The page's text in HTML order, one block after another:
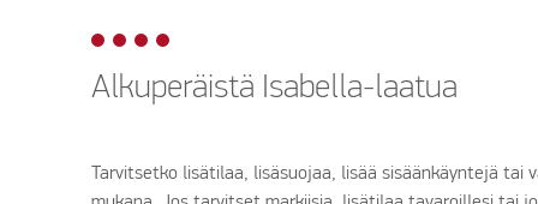
Alkuperäistä Isabella-laatua
Tarvitsetko lisätilaa, lisäsuojaa, lisää sisäänkäyntejä